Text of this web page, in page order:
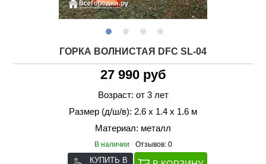
ГОРКА ВОЛНИСТАЯ DFC SL-04
27 990 руб
Возраст: от 3 лет
Размер (д/ш/в): 2.6 х 1.4 х 1.6 м
Материал: металл
В наличии Отзывов: 0
КУПИТЬ В